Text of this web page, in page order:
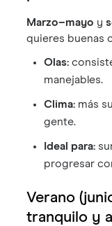
Marzo–mayo y
quieres buenas
Olas:
manejables.
Clima: más
gente.
Ideal para:
progresar
Verano
tranquilo y